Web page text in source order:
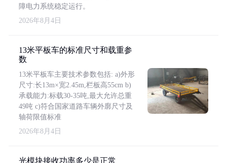
障电力系统稳定运行。
2026年8月4日
13米平板车的标准尺寸和载重参
数
13米平板车主要技术参数包括: a)外形
尺寸:长13m×宽2.45m,栏板高55cm b)
承载能力:标载30-35吨,最大允许总重
49吨 c)符合国家道路车辆外廓尺寸及
轴荷限值标准
2026年8月4日
光模块接收功率多少是正常